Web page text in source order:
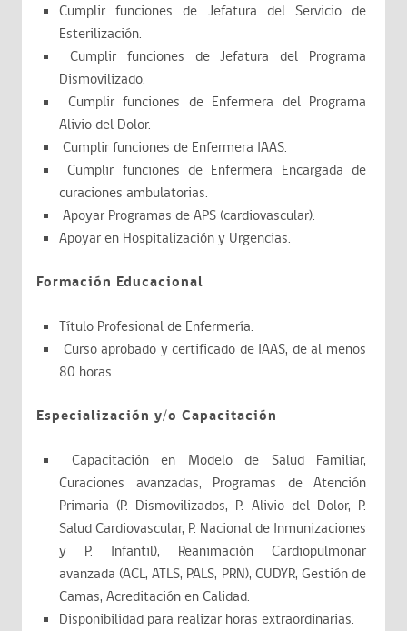
Cumplir funciones de Jefatura del Servicio de
Esterilización.
Cumplir funciones de Jefatura del Programa
Dismovilizado.
Cumplir funciones de Enfermera del Programa
Alivio del Dolor.
Cumplir funciones de Enfermera IAAS.
Cumplir funciones de Enfermera Encargada de
curaciones ambulatorias.
Apoyar Programas de APS (cardiovascular).
Apoyar en Hospitalización y Urgencias.
Formación Educacional
Título Profesional de Enfermería.
Curso aprobado y certificado de IAAS, de al menos
80 horas.
Especialización y/o Capacitación
Capacitación en Modelo de Salud Familiar,
Curaciones avanzadas, Programas de Atención
Primaria (P. Dismovilizados, P. Alivio del Dolor, P.
Salud Cardiovascular, P. Nacional de Inmunizaciones
y P. Infantil), Reanimación Cardiopulmonar
avanzada (ACL, ATLS, PALS, PRN), CUDYR, Gestión de
Camas, Acreditación en Calidad.
Disponibilidad para realizar horas extraordinarias.